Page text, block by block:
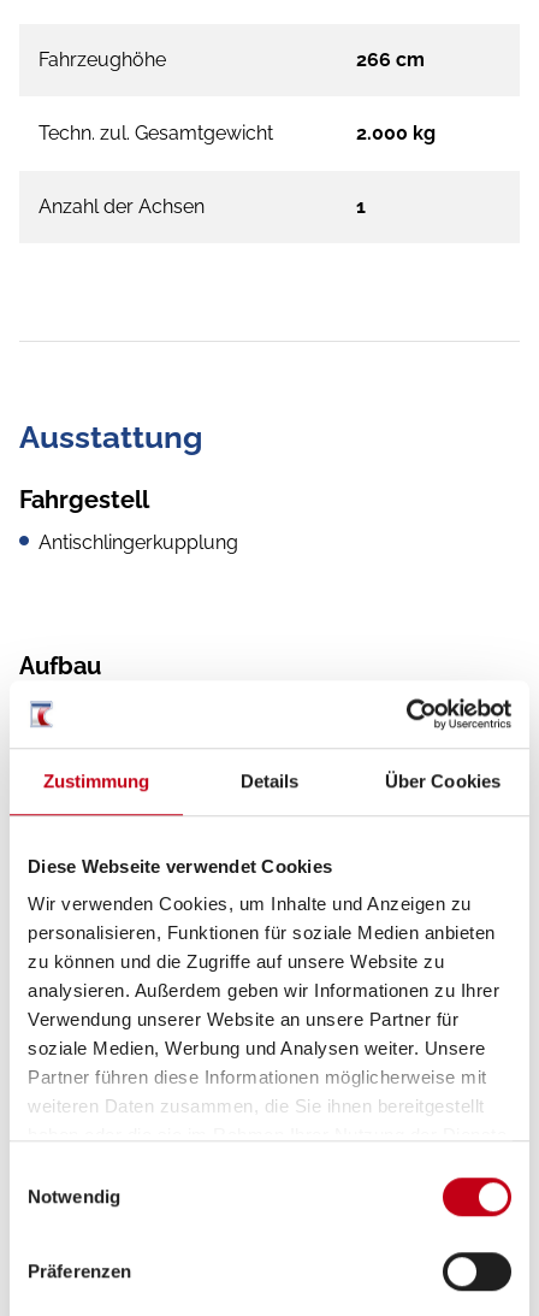
Zustimmung Details Über Cookies
Diese Webseite verwendet Cookies
Wir verwenden Cookies, um Inhalte und Anzeigen zu
personalisieren, Funktionen für soziale Medien anbieten
zu können und die Zugriffe auf unsere Website zu
analysieren. Außerdem geben wir Informationen zu Ihrer
Verwendung unserer Website an unsere Partner für
soziale Medien, Werbung und Analysen weiter. Unsere
Partner führen diese Informationen möglicherweise mit
weiteren Daten zusammen, die Sie ihnen bereitgestellt
Notwendig
Präferenzen
Fahrzeughöhe 266 cm
Techn. zul. Gesamtgewicht 2.000 kg
Anzahl der Achsen 1
Ausstattung
Fahrgestell
Antischlingerkupplung
Aufbau
Heckgarage
3-Flammkocher